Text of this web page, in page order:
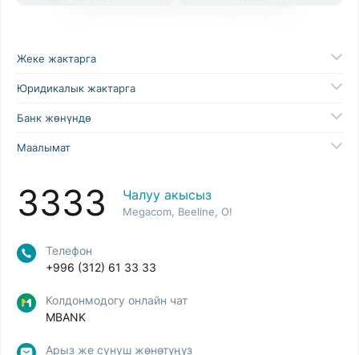
Жеке жактарга
Юридикалык жактарга
Банк жөнүндө
Маалымат
3333 Чалуу акысыз
Megacom, Beeline, O!
Телефон
+996 (312) 61 33 33
Колдонмодогу онлайн чат
MBANK
Арыз же сунуш жөнөтүңүз